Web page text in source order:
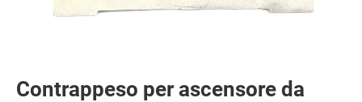
Contrappeso per ascensore da